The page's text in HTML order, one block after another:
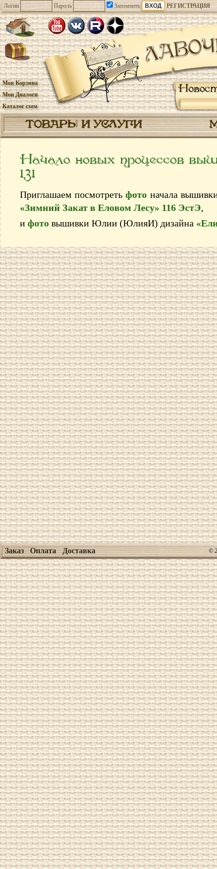
Логин Пароль Запомнить РЕГИСТРАЦИЯ
Моя Корзина
Мои Диалоги
Каталог схем
ТОВАРЫ И УСЛУГИ
Начало новых процессов
131
Приглашаем посмотретьфото начала
«Зимний Закат в Еловом Лесу» 116 ЭстЭ,
и фото вышивки Юлии (ЮлияИ) дизайна
Заказ Оплата Доставка ©